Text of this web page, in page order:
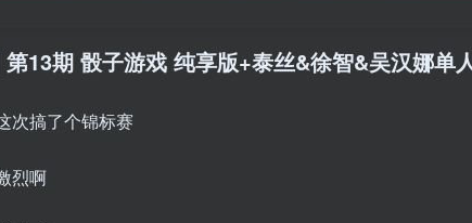
13期 骰子游戏 纯享版+泰丝&徐智&吴汉娜单
次搞了个锦标赛
烈啊